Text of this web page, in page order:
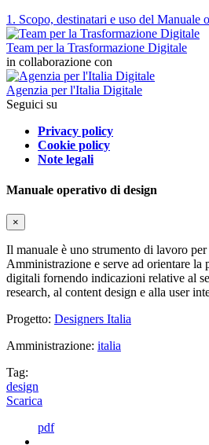
1. Scopo, destinatari e uso del Manuale
Team per la Trasformazione Digitale
in collaborazione con
Agenzia per l'Italia Digitale
Seguici su
Privacy policy
Cookie policy
Note legali
Manuale operativo di design
×
Il manuale è uno strumento di lavoro
Amministrazione e serve ad orientare la
digitali fornendo indicazioni relative al
research, al content design e alla user
Progetto: Designers Italia
Amministrazione: italia
Tag:
design
Scarica
pdf